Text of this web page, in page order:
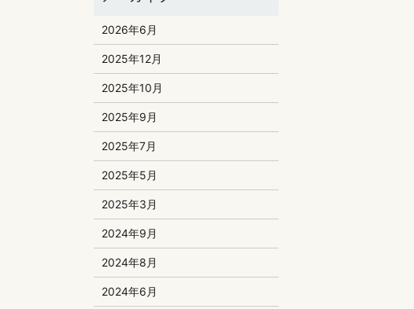
2026年6月
2025年12月
2025年10月
2025年9月
2025年7月
2025年5月
2025年3月
2024年9月
2024年8月
2024年6月